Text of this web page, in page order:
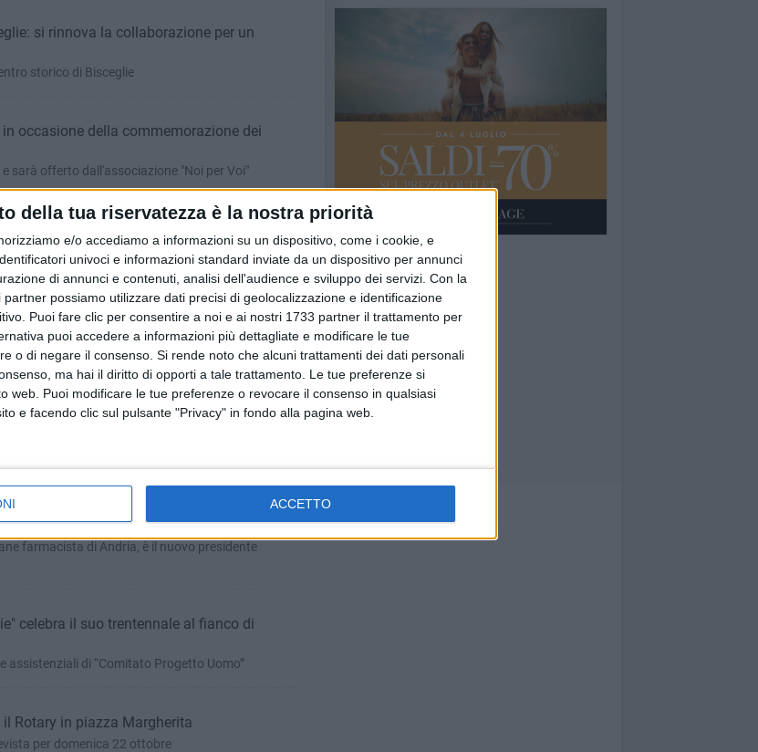
della tua riservatezza è la nostra priorità
e/o accediamo a informazioni su un dispositivo, come i cookie, e
univoci e informazioni standard inviate da un dispositivo per annunci
di annunci e contenuti, analisi dell'audience e sviluppo dei servizi. Con la
possiamo utilizzare dati precisi di geolocalizzazione e identificazione
Puoi fare clic per consentire a noi e ai nostri 1733 partner il trattamento per
puoi accedere a informazioni più dettagliate e modificare le tue
o di negare il consenso. Si rende noto che alcuni trattamenti dei dati personali
ma hai il diritto di opporti a tale trattamento. Le tue preferenze si
web. Puoi modificare le tue preferenze o revocare il consenso in qualsiasi
e facendo clic sul pulsante "Privacy" in fondo alla pagina web.
ACCETTO
si rinnova la collaborazione per un
storico di Bisceglie
occasione della commemorazione dei
sarà offerto dall'associazione "Noi per Voi"
centro storico pronti per l’edizione 2023
con una nuova edizione
di inglese per commercianti e loro
lunedì 30 ottobre
di Epass
generazioni, con un’attenzione particolare agli over
per il triennio 2023-2026
farmacista di Andria, è il nuovo presidente
celebra il suo trentennale al fianco di
di “Comitato Progetto Uomo”
Rotary in piazza Margherita
per domenica 22 ottobre